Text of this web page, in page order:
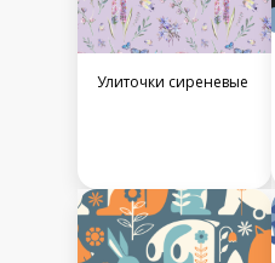
Улиточки сиреневые